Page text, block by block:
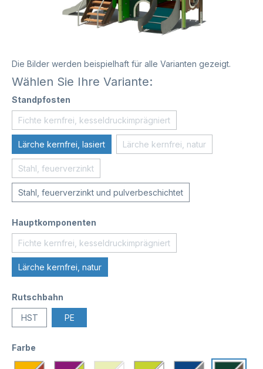
Die Bilder werden beispielhaft für alle Varianten gezeigt.
Wählen Sie Ihre Variante:
Standpfosten
Fichte kernfrei, kesseldruckimprägniert
Lärche kernfrei, lasiert Lärche kernfrei, natur
Stahl, feuerverzinkt
Stahl, feuerverzinkt und pulverbeschichtet
Hauptkomponenten
Fichte kernfrei, kesseldruckimprägniert
Lärche kernfrei, natur
Rutschbahn
HST PE
Farbe